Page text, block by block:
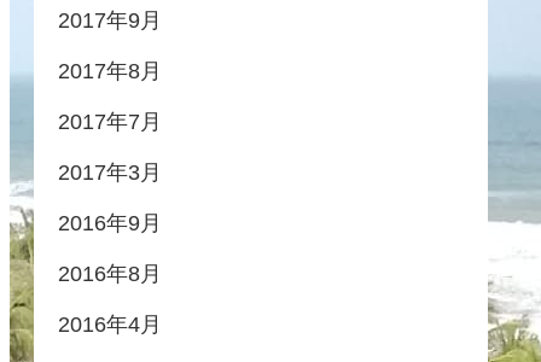
2017年9月
2017年8月
2017年7月
2017年3月
2016年9月
2016年8月
2016年4月